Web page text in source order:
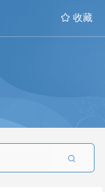
 收藏
